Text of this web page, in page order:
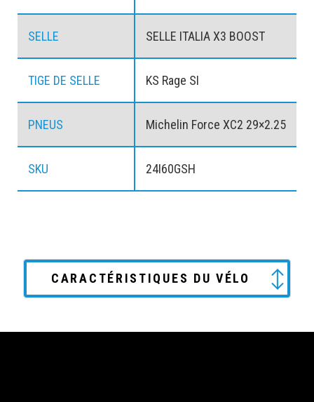
SELLE SELLE ITALIA X3 BOOST
TIGE DE SELLE KS Rage SI
PNEUS Michelin Force XC2 29×2.25
SKU 24I60GSH
CARACTÉRISTIQUES DU VÉLO